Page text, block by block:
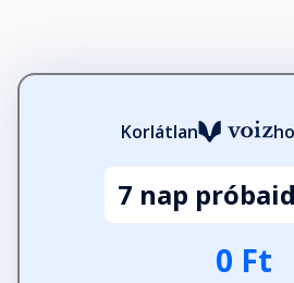
Korlátlan
7 nap
0 Ft